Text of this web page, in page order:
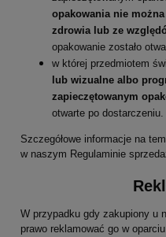
opakowania nie
zdrowia lub ze
opakowanie zostało
w której przedmiotem
lub wizualne albo
zapieczętowanym
otwarte po dostarczeniu.
Szczegółowe informacje na
w naszym Regulaminie
W przypadku gdy zakupiony u
prawo reklamować go w